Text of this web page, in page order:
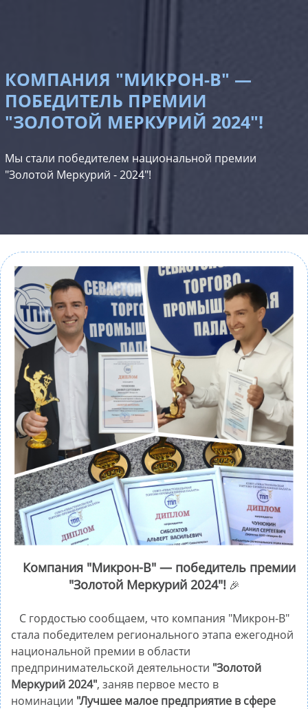
КОМПАНИЯ "МИКРОН-В" —
ПОБЕДИТЕЛЬ ПРЕМИИ
"ЗОЛОТОЙ МЕРКУРИЙ 2024"!
Мы стали победителем национальной премии
"Золотой Меркурий - 2024"!
Компания "Микрон-В" — победитель премии
"Золотой Меркурий 2024"!🎉
С гордостью сообщаем, что компания "Микрон-В"
стала победителем регионального этапа ежегодной
национальной премии в области
предпринимательской деятельности "Золотой
Меркурий 2024", заняв первое место в
номинации "Лучшее малое предприятие в сфере